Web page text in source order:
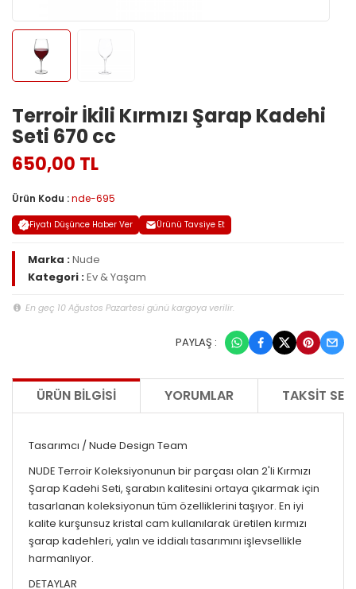
Terroir İkili Kırmızı Şarap Kadehi
Seti 670 cc
650,00 TL
Ürün Kodu :nde-695
Fiyatı Düşünce Haber Ver Ürünü Tavsiye Et
Marka :Nude
Kategori :Ev & Yaşam
En geç 10 Ağustos Pazartesi günü kargoya verilir.
PAYLAŞ :
ÜRÜN BILGISI YORUMLAR TAKSIT
Tasarımcı / Nude Design Team
NUDE Terroir Koleksiyonunun bir parçası olan 2'li Kırmızı
Şarap Kadehi Seti, şarabın kalitesini ortaya çıkarmak için
tasarlanan koleksiyonun tüm özelliklerini taşıyor. En iyi
kalite kurşunsuz kristal cam kullanılarak üretilen kırmızı
şarap kadehleri, yalın ve iddialı tasarımını işlevsellikle
harmanlıyor.
DETAYLAR